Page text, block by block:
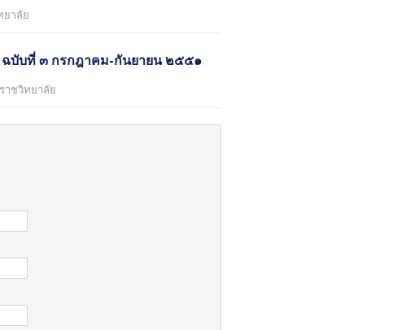
าลัย
บับที่ ๓ กรกฎาคม-กันยายน ๒๕๕๑
ชวิทยาลัย